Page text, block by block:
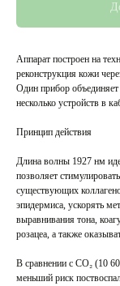
Аппарат построен на
реконструкция кожи
Один прибор
несколько устройств в
Принцип действия
Длина волны 1927 нм
позволяет
существующих
эпидермиса, ускорять
выравнивания тона,
розацеа, а также
В сравнении с CO₂ (10
меньший риск